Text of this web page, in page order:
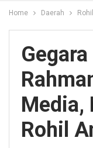
Home Daerah Rohil
Media,
Rohil